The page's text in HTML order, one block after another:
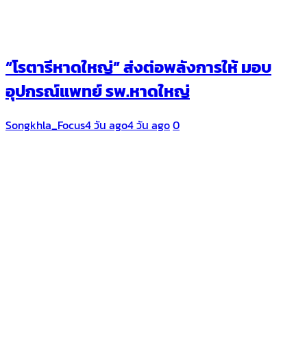
“โรตารีหาดใหญ่” ส่งต่อพลังการให้ มอบ
อุปกรณ์แพทย์ รพ.หาดใหญ่
Songkhla_Focus4 วัน ago4 วัน ago0